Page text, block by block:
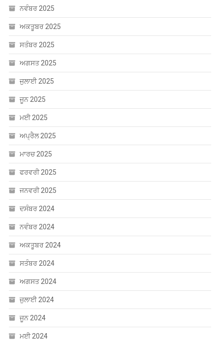
ਨਵੰਬਰ 2025
ਅਕਤੂਬਰ 2025
ਸਤੰਬਰ 2025
ਅਗਸਤ 2025
ਜੁਲਾਈ 2025
ਜੂਨ 2025
ਮਈ 2025
ਅਪ੍ਰੈਲ 2025
ਮਾਰਚ 2025
ਫਰਵਰੀ 2025
ਜਨਵਰੀ 2025
ਦਸੰਬਰ 2024
ਨਵੰਬਰ 2024
ਅਕਤੂਬਰ 2024
ਸਤੰਬਰ 2024
ਅਗਸਤ 2024
ਜੁਲਾਈ 2024
ਜੂਨ 2024
ਮਈ 2024